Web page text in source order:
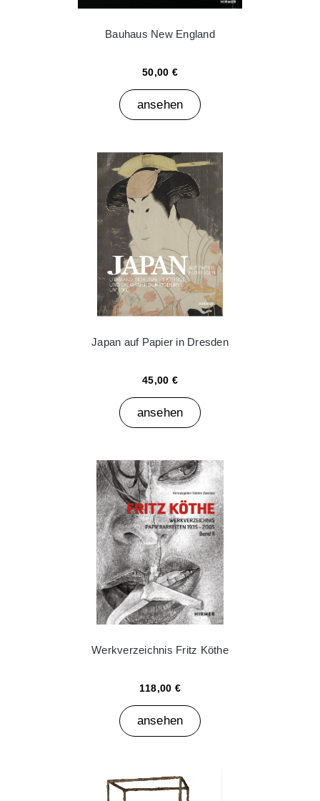
Bauhaus New England
50,00 €
ansehen
Japan auf Papier in Dresden
45,00 €
ansehen
Werkverzeichnis Fritz Köthe
118,00 €
ansehen